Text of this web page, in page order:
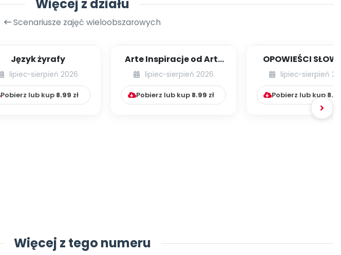
Więcej z działu
Scenariusze zajęć wieloobszarowych
Język żyrafy
lipiec-sierpień 2026
Pobierz lub kup 8.99 zł
Arte Inspiracje od Art-
Teacherka [cz. 1]
lipiec-sierpień 2026
Pobierz lub kup 8.99 zł
OPOWIEŚCI
RUCHOWE NA
lipiec-sierpień
Pobierz lub kup
Więcej z tego numeru